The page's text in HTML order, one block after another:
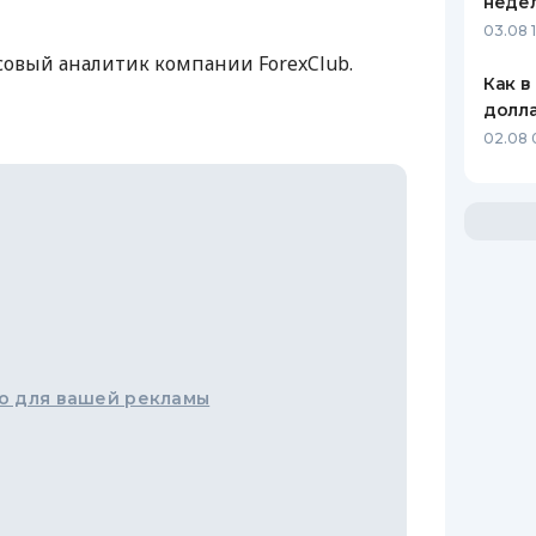
аналитик компании ForexClub.
для вашей рекламы
03.08
Как
02.08